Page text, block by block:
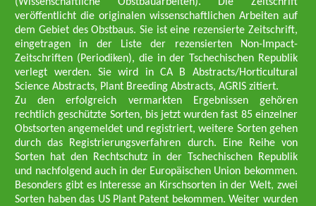
veröffentlicht die originalen wissenschaftlichen Arbeiten auf
dem Gebiet des Obstbaus. Sie ist eine rezensierte Zeitschrift,
eingetragen in der Liste der rezensierten Non-Impact-
Zeitschriften (Periodiken), die in der Tschechischen Republik
verlegt werden. Sie wird in CA B Abstracts/Horticultural
Science Abstracts, Plant Breeding Abstracts, AGRIS zitiert.
Zu den erfolgreich vermarkten Ergebnissen gehören
rechtlich geschützte Sorten, bis jetzt wurden fast 85 einzelner
Obstsorten angemeldet und registriert, weitere Sorten gehen
durch das Registrierungsverfahren durch. Eine Reihe von
Sorten hat den Rechtschutz in der Tschechischen Republik
und nachfolgend auch in der Europäischen Union bekommen.
Besonders gibt es Interesse an Kirschsorten in der Welt, zwei
Sorten haben das US Plant Patent bekommen. Weiter wurden